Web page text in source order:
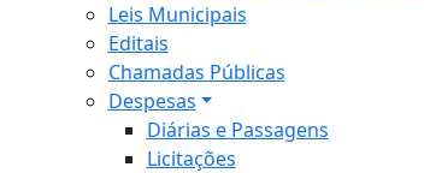
Leis Municipais
Editais
Chamadas Públicas
Despesas
Diárias e Passagens
Licitações